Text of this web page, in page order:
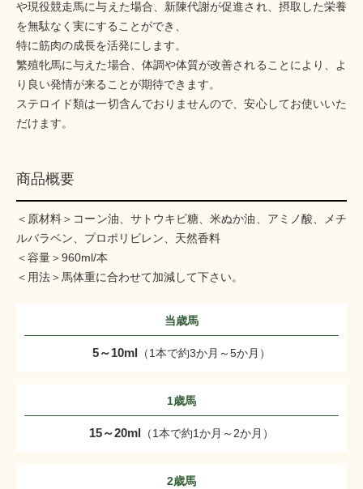
や現役競走馬に与えた場合、新陳代謝が促進され、摂取した栄養
を無駄なく実にすることができ、
特に筋肉の成長を活発にします。
繁殖牝馬に与えた場合、体調や体質が改善されることにより、よ
り良い発情が来ることが期待できます。
ステロイド類は一切含んでおりませんので、安心してお使いいた
だけます。
商品概要
＜原材料＞コーン油、サトウキビ糖、米ぬか油、アミノ酸、メチ
ルバラベン、プロポリビレン、天然香料
＜容量＞960ml/本
＜用法＞馬体重に合わせて加減して下さい。
当歳馬
5～10ml （1本で約3か月～5か月）
1歳馬
15～20ml （1本で約1か月～2か月）
2歳馬